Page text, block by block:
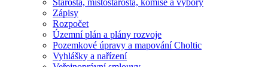
Starosta, místostarosta, komise a výbory
Zápisy
Rozpočet
Územní plán a plány rozvoje
Pozemkové úpravy a mapování Choltic
Vyhlášky a nařízení